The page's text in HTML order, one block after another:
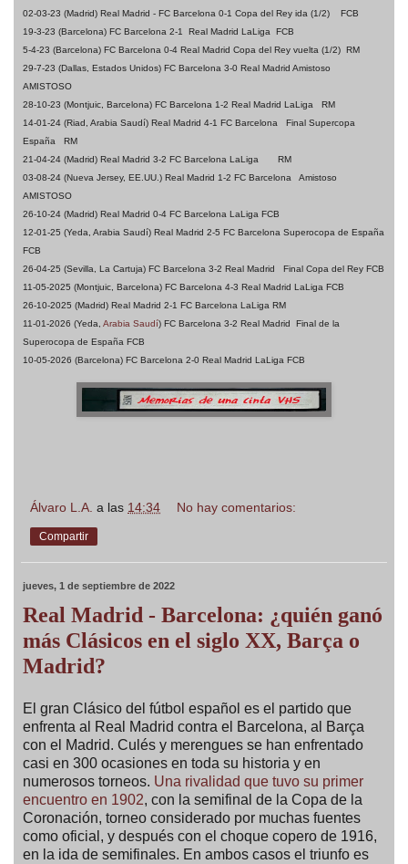
02-03-23 (Madrid) Real Madrid - FC Barcelona 0-1 Copa del Rey ida (1/2) FCB
19-3-23 (Barcelona) FC Barcelona 2-1 Real Madrid LaLiga FCB
5-4-23 (Barcelona) FC Barcelona 0-4 Real Madrid Copa del Rey vuelta (1/2) RM
29-7-23 (Dallas, Estados Unidos) FC Barcelona 3-0 Real Madrid Amistoso
AMISTOSO
28-10-23 (Montjuic, Barcelona) FC Barcelona 1-2 Real Madrid LaLiga RM
14-01-24 (Riad, Arabia Saudí) Real Madrid 4-1 FC Barcelona Final Supercopa
España RM
21-04-24 (Madrid) Real Madrid 3-2 FC Barcelona LaLiga RM
03-08-24 (Nueva Jersey, EE.UU.) Real Madrid 1-2 FC Barcelona Amistoso
AMISTOSO
26-10-24 (Madrid) Real Madrid 0-4 FC Barcelona LaLiga FCB
12-01-25 (Yeda, Arabia Saudí) Real Madrid 2-5 FC Barcelona Superocopa de España
FCB
26-04-25 (Sevilla, La Cartuja) FC Barcelona 3-2 Real Madrid Final Copa del Rey FCB
11-05-2025 (Montjuic, Barcelona) FC Barcelona 4-3 Real Madrid LaLiga FCB
26-10-2025 (Madrid) Real Madrid 2-1 FC Barcelona LaLiga RM
11-01-2026 (Yeda, Arabia Saudí) FC Barcelona 3-2 Real Madrid Final de la
Superocopa de España FCB
10-05-2026 (Barcelona) FC Barcelona 2-0 Real Madrid LaLiga FCB
Álvaro L.A. a las 14:34 No hay comentarios:
Compartir
jueves, 1 de septiembre de 2022
Real Madrid - Barcelona: ¿quién ganó
más Clásicos en el siglo XX, Barça o
Madrid?
El gran Clásico del fútbol español es el partido que
enfrenta al Real Madrid contra el Barcelona, al Barça
con el Madrid. Culés y merengues se han enfrentado
casi en 300 ocasiones en toda su historia y en
numerosos torneos. Una rivalidad que tuvo su primer
encuentro en 1902, con la semifinal de la Copa de la
Coronación, torneo considerado por muchas fuentes
como oficial, y después con el choque copero de 1916,
en la ida de semifinales. En ambos casos el triunfo es